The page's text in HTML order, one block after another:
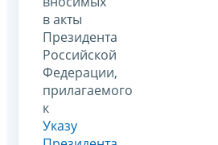
в акты
Президента
Российской
Федерации,
прилагаемого
к
Указу